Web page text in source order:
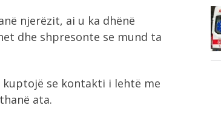
njerëzit, ai u ka dhënë
dhe shpresonte se mund ta
se kontakti i lehtë me
ata.